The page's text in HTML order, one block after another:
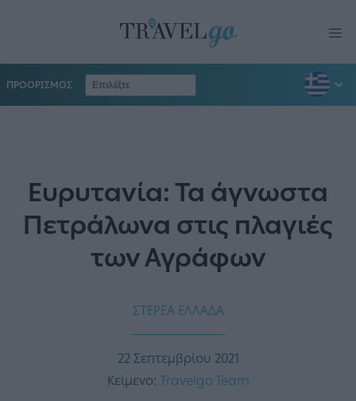
ΠΡΟΟΡΙΣΜΟΣ
Ευρυτανία: Τα άγνωστα
Πετράλωνα στις πλαγιές
των Αγράφων
ΣΤΕΡΕΑ ΕΛΛΑΔΑ
22 Σεπτεμβρίου 2021
Κείμενο: Travelgo Team